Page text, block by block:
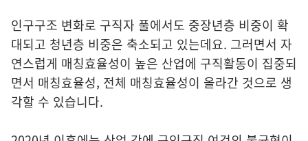
인구구조 변화로 구직자 풀에서도 중장년층 비중이 확
대되고 청년층 비중은 축소되고 있는데요. 그러면서 자
연스럽게 매칭효율성이 높은 산업에 구직활동이 집중되
면서 매칭효율성, 전체 매칭효율성이 올라간 것으로 생
각할 수 있습니다.